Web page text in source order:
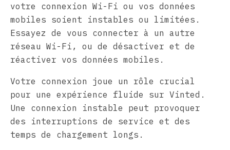
votre connexion Wi-Fi ou vos données
mobiles soient instables ou limitées.
Essayez de vous connecter à un autre
réseau Wi-Fi, ou de désactiver et de
réactiver vos données mobiles.
Votre connexion joue un rôle crucial
pour une expérience fluide sur Vinted.
Une connexion instable peut provoquer
des interruptions de service et des
temps de chargement longs.